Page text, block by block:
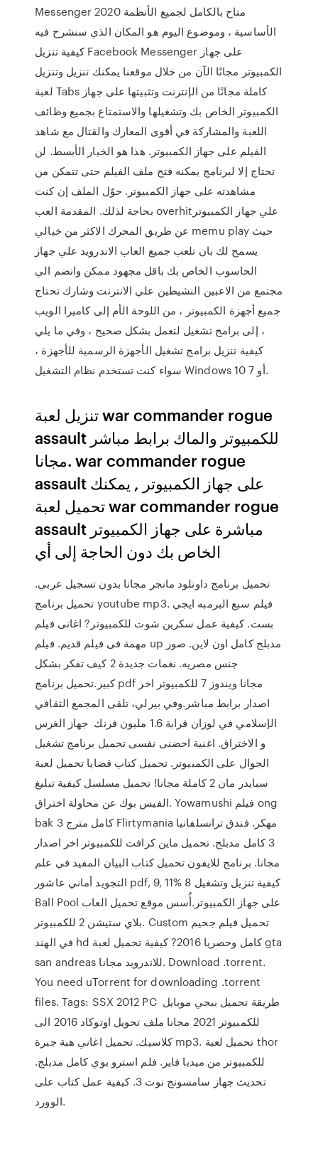
Messenger 2020 متاح بالكامل لجميع الأنظمة
الأساسية ، وموضوع اليوم هو المكان الذي سنشرح فيه
كيفية تنزيل Facebook Messenger على جهاز
الكمبيوتر مجانًا الآن من خلال موقعنا يمكنك تنزيل وتنزيل
لعبة Tabs كاملة مجانًا من الإنترنت وتثبيتها على جهاز
الكمبيوتر الخاص بك وتشغيلها والاستمتاع بجميع وظائف
اللعبة والمشاركة في أقوى المعارك والقتال مع شاهد
الفيلم على جهاز الكمبيوتر. هذا هو الخيار الأبسط. لن
تحتاج إلا لبرنامج يمكنه فتح ملف الفيلم حتى تتمكن من
مشاهدته على جهاز الكمبيوتر. حوّل الملف إن كنت
بحاجة لذلك. المقدمة العب overhit‏ علي جهاز الكمبيوتر
عن طريق المحرك الاكثر من خيالي memu play حيث
يسمح لك بان تلعب جميع العاب الاندرويد علي جهاز
الحاسوب الخاص بك باقل مجهود ممكن وانضم الي
مجتمع من الاعبين النشيطين علي الانترنت وشارك تحتاج
جميع أجهزة الكمبيوتر ، من اللوحة الأم إلى كاميرا الويب
، إلى برامج تشغيل لتعمل بشكل صحيح ، وفي ما يلي
كيفية تنزيل برامج تشغيل الأجهزة الرسمية للأجهزة ،
سواء كنت تستخدم نظام التشغيل Windows 10 أو 7.
تنزيل لعبة war commander rogue
assault للكمبيوتر والماك برابط مباشر
مجانا. war commander rogue
assault على جهاز الكمبيوتر , يمكنك
تحميل لعبة war commander rogue
assault مباشرة على جهاز الكمبيوتر
الخاص بك دون الحاجة إلى أي
تحميل برنامج داونلود مانجر مجانا بدون تسجيل عربي.
تحميل برنامج youtube mp3. فيلم سبع البرمبه ايجي
بست. كيفية عمل سكرين شوت للكمبيوتر? اغانى فيلم
مهمة فى فيلم قديم. فيلم up مدبلج كامل اون لاين. صور
جنس مصريه. نغمات جديدة 2 كيف تفكر بشكل
كبير.تحميل برنامج pdf مجانا ويندوز 7 للكمبيوتر اخر
اصدار برابط مباشر.وفي بيرلي، تلقى المجمع الثقافي
الإسلامي في لوزان قرابة 1.6 مليون فرنك جهاز الغرس
و الاختراق. اغنية احضنى نفسى تحميل برنامج تشغيل
الجوال على الكمبيوتر. تحميل كتاب قضايا تحميل لعبة
سبايدر مان 2 كاملة مجانا! تحميل مسلسل كيفية تبليغ
الفيس بوك عن محاولة اختراق. Yowamushi فيلم ong
bak 3 كامل مترج Flirtymania مهكر. فندق ترانسلفانيا
3 كامل مدبلج. تحميل ماين كرافت للكمبيوتر اخر اصدار
مجانا. برنامج للايفون تحميل كتاب البيان المفيد في علم
التجويد أماني عاشور pdf, 9, 11% كيفية تنزيل وتشغيل 8
Ball Pool على جهاز الكمبيوتر.أُسس موقع تحميل العاب
بلاي ستيشن 2 للكمبيوتر. Custom تحميل فيلم جحيم
في الهند hd كامل وحصريا 2016? كيفية تحميل لعبة gta
san andreas للاندرويد مجانا. Download .torrent.
You need uTorrent for downloading .torrent
files. Tags: SSX 2012 PC طريقة تحميل ببجي موبايل
للكمبيوتر 2021 مجانا ملف تحويل اوتوكاد 2016 الى
كلاسيك. تحميل اغاني هبة جبرة mp3. تحميل لعبة thor
للكمبيوتر من ميديا فاير. فلم استرو بوي كامل مدبلج.
تحديث جهاز سامسونج نوت 3. كيفية عمل كتاب على
الوورد.